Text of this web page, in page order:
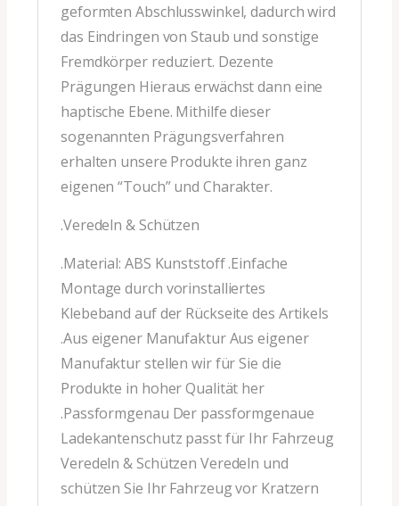
geformten Abschlusswinkel, dadurch wird
das Eindringen von Staub und sonstige
Fremdkörper reduziert. Dezente
Prägungen Hieraus erwächst dann eine
haptische Ebene. Mithilfe dieser
sogenannten Prägungsverfahren
erhalten unsere Produkte ihren ganz
eigenen “Touch” und Charakter.
.Veredeln & Schützen
.Material: ABS Kunststoff .Einfache
Montage durch vorinstalliertes
Klebeband auf der Rückseite des Artikels
.Aus eigener Manufaktur Aus eigener
Manufaktur stellen wir für Sie die
Produkte in hoher Qualität her
.Passformgenau Der passformgenaue
Ladekantenschutz passt für Ihr Fahrzeug
Veredeln & Schützen Veredeln und
schützen Sie Ihr Fahrzeug vor Kratzern